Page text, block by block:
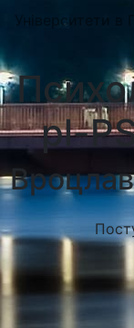
Університети в
pl-